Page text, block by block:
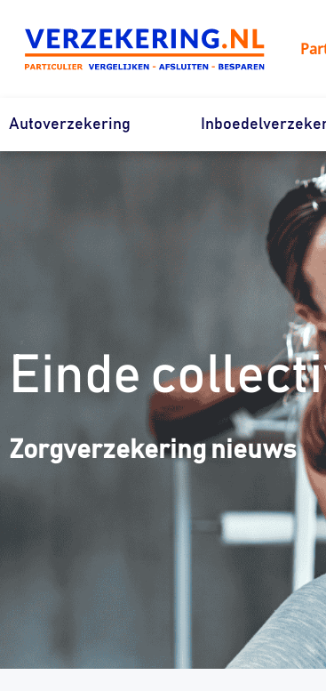
naar
inhoud
Autoverzekering
Einde
Zorgverzekering nieuws